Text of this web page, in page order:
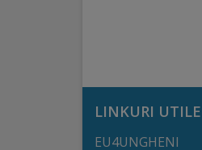
marcante
SportiviLINKURI UTILE
EU4UNGHENI